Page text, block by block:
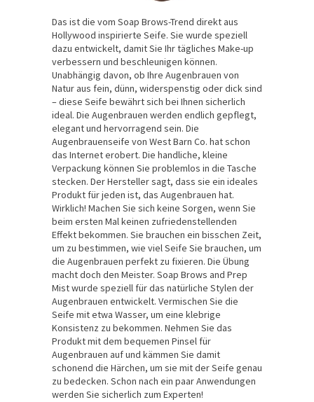
Das ist die vom Soap Brows-Trend direkt aus
Hollywood inspirierte Seife. Sie wurde speziell
dazu entwickelt, damit Sie Ihr tägliches Make-up
verbessern und beschleunigen können.
Unabhängig davon, ob Ihre Augenbrauen von
Natur aus fein, dünn, widerspenstig oder dick sind
– diese Seife bewährt sich bei Ihnen sicherlich
ideal. Die Augenbrauen werden endlich gepflegt,
elegant und hervorragend sein. Die
Augenbrauenseife von West Barn Co. hat schon
das Internet erobert. Die handliche, kleine
Verpackung können Sie problemlos in die Tasche
stecken. Der Hersteller sagt, dass sie ein ideales
Produkt für jeden ist, das Augenbrauen hat.
Wirklich! Machen Sie sich keine Sorgen, wenn Sie
beim ersten Mal keinen zufriedenstellenden
Effekt bekommen. Sie brauchen ein bisschen Zeit,
um zu bestimmen, wie viel Seife Sie brauchen, um
die Augenbrauen perfekt zu fixieren. Die Übung
macht doch den Meister. Soap Brows and Prep
Mist wurde speziell für das natürliche Stylen der
Augenbrauen entwickelt. Vermischen Sie die
Seife mit etwa Wasser, um eine klebrige
Konsistenz zu bekommen. Nehmen Sie das
Produkt mit dem bequemen Pinsel für
Augenbrauen auf und kämmen Sie damit
schonend die Härchen, um sie mit der Seife genau
zu bedecken. Schon nach ein paar Anwendungen
werden Sie sicherlich zum Experten!